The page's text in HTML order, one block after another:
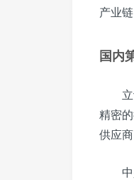
产业
国内
精密
供应